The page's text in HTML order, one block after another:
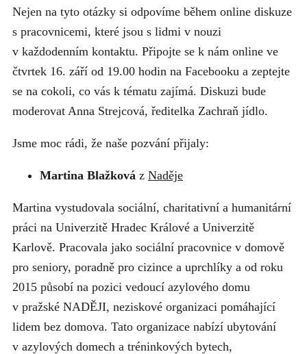
Nejen na tyto otázky si odpovíme během online diskuze
s pracovnicemi, které jsou s lidmi v nouzi
v každodenním kontaktu. Připojte se k nám online ve
čtvrtek 16. září od 19.00 hodin na Facebooku a zeptejte
se na cokoli, co vás k tématu zajímá. Diskuzi bude
moderovat Anna Strejcová, ředitelka Zachraň jídlo.
Jsme moc rádi, že naše pozvání přijaly:
Martina Blažková z Naděje
Martina vystudovala sociální, charitativní a humanitární
práci na Univerzitě Hradec Králové a Univerzitě
Karlově. Pracovala jako sociální pracovnice v domově
pro seniory, poradně pro cizince a uprchlíky a od roku
2015 působí na pozici vedoucí azylového domu
v pražské NADĚJI, neziskové organizaci pomáhající
lidem bez domova. Tato organizace nabízí ubytování
v azylových domech a tréninkových bytech,